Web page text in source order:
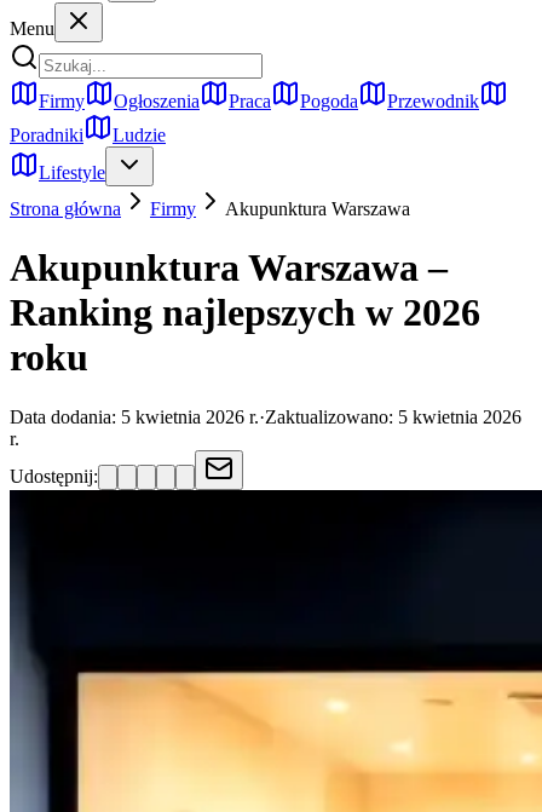
Menu
Firmy Ogłoszenia Praca Pogoda
Przewodnik
Poradniki
Ludzie
Lifestyle
Strona główna
Firmy Akupunktura Warszawa
Akupunktura Warszawa –
Ranking najlepszych w 2026
roku
Data dodania: 5 kwietnia 2026 r.·Zaktualizowano: 5 kwietnia 2026
r.
Udostępnij: